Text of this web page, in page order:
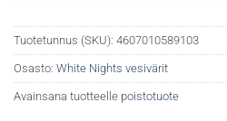
Tuotetunnus (SKU): 4607010589103
Osasto: White Nights vesivärit
Avainsana tuotteelle poistotuote